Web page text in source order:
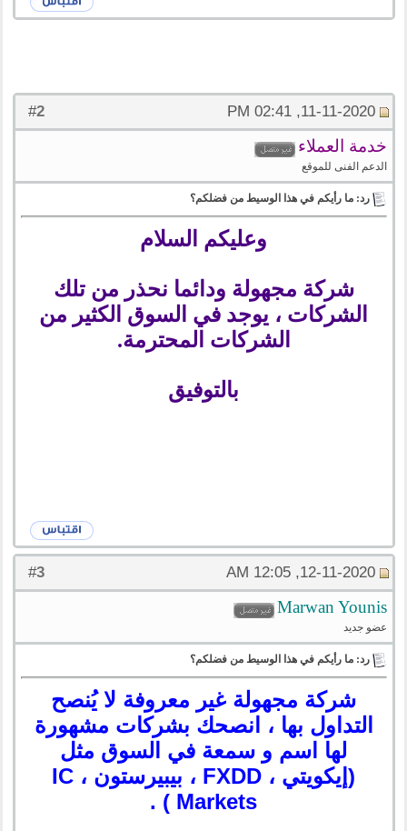
#
2 11-11-2020, 02:41 PM
خدمة العملاء
الدعم الفنى للموقع
رد: ما رأيكم في هذا الوسيط من فضلكم؟
وعليكم السلام
شركة مجهولة ودائما نحذر من تلك
الشركات ، يوجد في السوق الكثير من
الشركات المحترمة.
بالتوفيق
#
3 12-11-2020, 12:05 AM
‪Marwan Younis‬‏
عضو جديد
رد: ما رأيكم في هذا الوسيط من فضلكم؟
شركة مجهولة غير معروفة لا يُنصح
التداول بها ، انصحك بشركات مشهورة
لها اسم و سمعة في السوق مثل
(إيكويتي ، FXDD ، بيبيرستون ، IC
Markets ) .